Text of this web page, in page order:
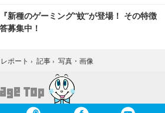
『新種のゲーミング“蚊”が登場！ その特徴
募集中！
ポート › 記事 › 写真・画像